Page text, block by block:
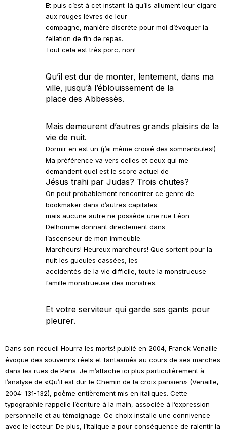
Et puis c’est à cet instant-là qu’ils allument leur cigare
aux rouges lèvres de leur
compagne, manière discrète pour moi d’évoquer la
fellation de fin de repas.
Tout cela est très porc, non!
Qu’il est dur de monter, lentement, dans ma
ville, jusqu’à l’éblouissement de la
place des Abbessès.
Mais demeurent d’autres grands plaisirs de la
vie de nuit.
Dormir en est un (j’ai même croisé des somnanbules!)
Ma préférence va vers celles et ceux qui me
demandent quel est le score actuel de
Jésus trahi par Judas? Trois chutes?
On peut probablement rencontrer ce genre de
bookmaker dans d’autres capitales
mais aucune autre ne possède une rue Léon
Delhomme donnant directement dans
l’ascenseur de mon immeuble.
Marcheurs! Heureux marcheurs! Que sortent pour la
nuit les gueules cassées, les
accidentés de la vie difficile, toute la monstrueuse
famille monstrueuse des monstres.
Et votre serviteur qui garde ses gants pour
pleurer.
Dans son recueil Hourra les morts! publié en 2004, Franck Venaille
évoque des souvenirs réels et fantasmés au cours de ses marches
dans les rues de Paris. Je m’attache ici plus particulièrement à
l’analyse de «Qu’il est dur le Chemin de la croix parisien» (Venaille,
2004: 131-132), poème entièrement mis en italiques. Cette
typographie rappelle l’écriture à la main, associée à l’expression
personnelle et au témoignage. Ce choix installe une connivence
avec le lecteur. De plus, l’italique a pour conséquence de ralentir la